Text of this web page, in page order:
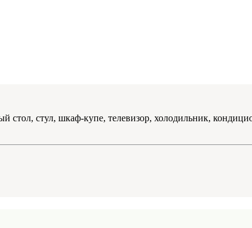
стол, стул, шкаф-купе, телевизор, холодильник,